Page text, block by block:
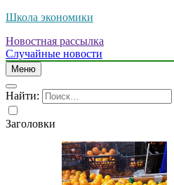
Школа экономики
Новостная рассылка
Случайные новости
Меню
Найти:
Заголовки